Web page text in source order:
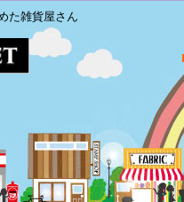
た雑貨屋さん